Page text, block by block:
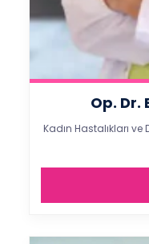
Op. Dr.
Kadın Hastalıkları